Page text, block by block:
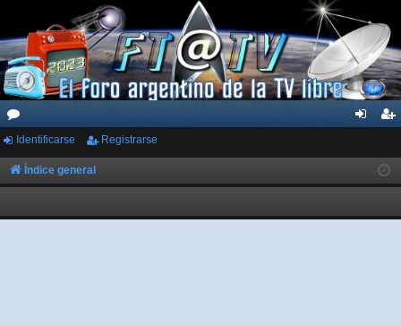
or
os
ar
ist
rs
Identificarse Registrarse
Índice general